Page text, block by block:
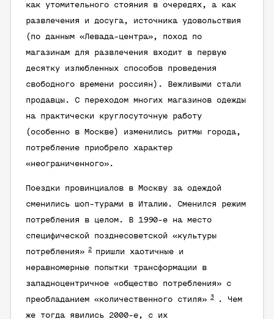
как утомительного стояния в очередях, а как
развлечения и досуга, источника удовольствия
(по данным «Левада-центра», поход по
магазинам для развлечения входит в первую
десятку излюбленных способов проведения
свободного времени россиян). Вежливыми стали
продавцы. С переходом многих магазинов одежды
на практически круглосуточную работу
(особенно в Москве) изменились ритмы города,
потребление приобрело характер
«неограниченного».
Поездки провинциалов в Москву за одеждой
сменились шоп-турами в Италию. Сменился режим
потребления в целом. В 1990-е на место
специфической позднесоветской «культуры
потребления»
2
пришли хаотичные и
неравномерные попытки трансформации в
западноцентричное «общество потребления» с
преобладанием «количественного стиля» 3
. Чем
же тогда явились 2000-е, с их